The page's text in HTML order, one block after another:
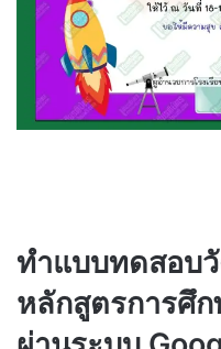
ทำแบบทดสอบ
หลักสูตรการศึ